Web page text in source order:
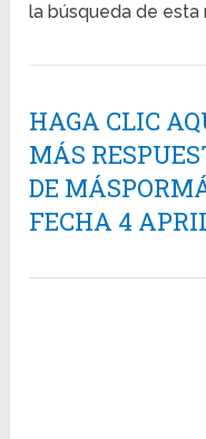
la búsqueda de esta
HAGA CLIC
MÁS
DE
FECHA 4